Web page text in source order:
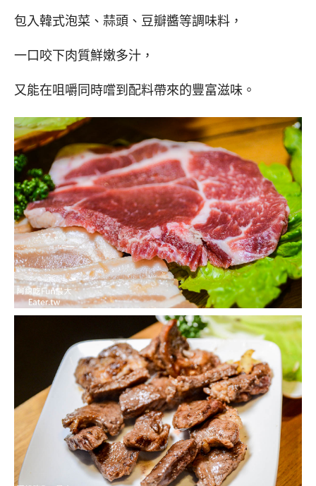
包入韓式泡菜、蒜頭、豆瓣醬等調味料，
一口咬下肉質鮮嫩多汁，
又能在咀嚼同時嚐到配料帶來的豐富滋味。